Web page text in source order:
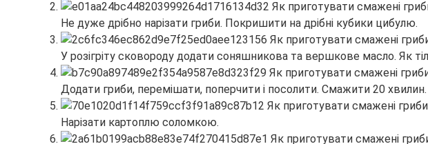
Не дуже дрібно нарізати гриби. Покришити на дрібні кубики цибулю.
У розігріту сковороду додати соняшникова та вершкове масло. Як
Додати гриби, перемішати, поперчити і посолити. Смажити 20 хвилин.
Нарізати картоплю соломкою.